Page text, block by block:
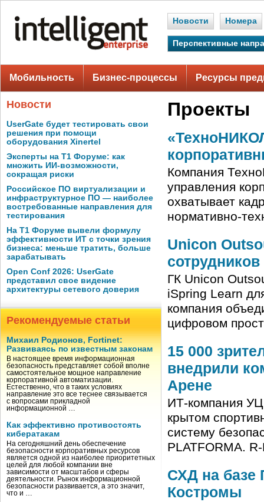
Новости Номера
Перспективные
Мобильность Бизнес-процессы Ресурсы
Новости
UserGate будет тестировать свои
решения при помощи
оборудования Xinertel
Эксперты на Т1 Форуме: как
множить ИИ-возможности,
сокращая риски
Российское ПО виртуализации и
инфраструктурное ПО — наиболее
востребованные направления для
тестирования
На Т1 Форуме вывели формулу
эффективности ИТ с точки зрения
бизнеса: меньше тратить, больше
зарабатывать
Open Conf 2026: UserGate
представил свое видение
архитектуры сетевого доверия
Рекомендуемые статьи
Михаил Родионов, Fortinet:
Развиваясь по известным законам
В настоящее время информационная
безопасность представляет собой вполне
самостоятельное мощное направление
корпоративной автоматизации.
Естественно, что в таких условиях
направление это все теснее связывается
с вопросами прикладной
информационной …
Как эффективно противостоять
кибератакам
На сегодняшний день обеспечение
безопасности корпоративных ресурсов
является одной из наиболее приоритетных
целей для любой компании вне
зависимости от масштабов и сферы
деятельности. Рынок информационной
безопасности развивается, а это значит,
что и …
Проекты
Компания
управления
охватывает
нормативно-
Unicon
ГК Unicon
iSpring Learn
компания
цифровом
15 000
внедрили
Арене
ИТ-компания
крытом
систему
PLATFORMA.
СХД на базе
Костромы